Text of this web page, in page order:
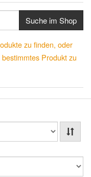
Suche im Shop
zu finden, oder
Produkt zu